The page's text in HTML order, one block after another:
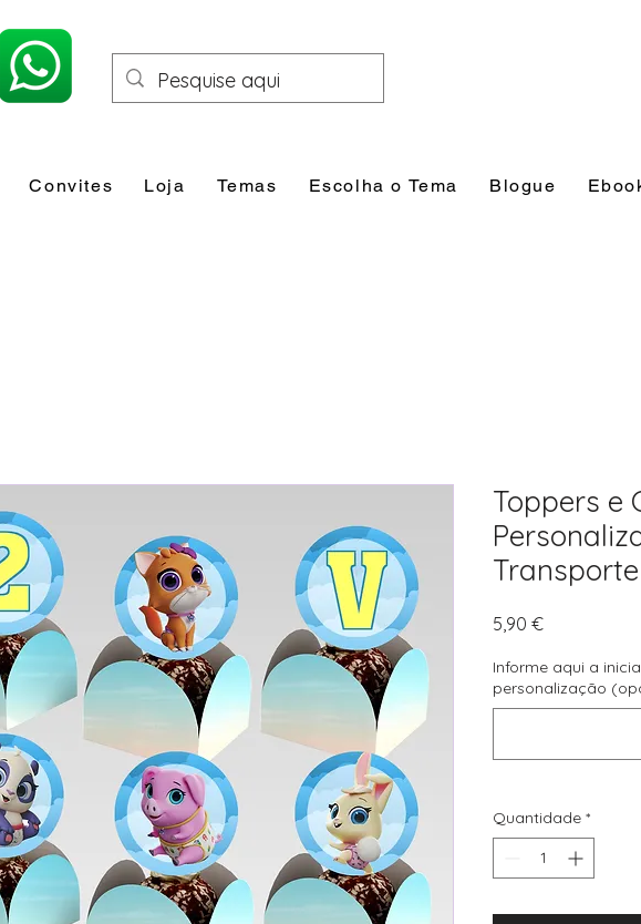
Convites Loja Temas Escolha o Tema Blogue
Toppers e
5,90 €Preço
Informe aqui a
personalização
Quantidade *